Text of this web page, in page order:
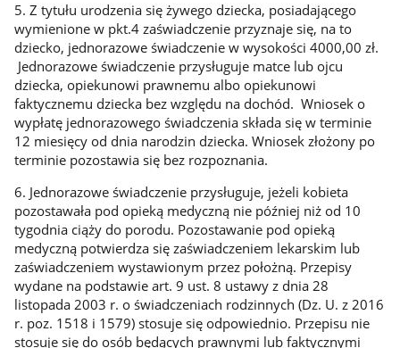
5. Z tytułu urodzenia się żywego dziecka, posiadającego
wymienione w pkt.4 zaświadczenie przyznaje się, na to
dziecko, jednorazowe świadczenie w wysokości 4000,00 zł.
Jednorazowe świadczenie przysługuje matce lub ojcu
dziecka, opiekunowi prawnemu albo opiekunowi
faktycznemu dziecka bez względu na dochód. Wniosek o
wypłatę jednorazowego świadczenia składa się w terminie
12 miesięcy od dnia narodzin dziecka. Wniosek złożony po
terminie pozostawia się bez rozpoznania.
6. Jednorazowe świadczenie przysługuje, jeżeli kobieta
pozostawała pod opieką medyczną nie później niż od 10
tygodnia ciąży do porodu. Pozostawanie pod opieką
medyczną potwierdza się zaświadczeniem lekarskim lub
zaświadczeniem wystawionym przez położną. Przepisy
wydane na podstawie art. 9 ust. 8 ustawy z dnia 28
listopada 2003 r. o świadczeniach rodzinnych (Dz. U. z 2016
r. poz. 1518 i 1579) stosuje się odpowiednio. Przepisu nie
stosuje się do osób będących prawnymi lub faktycznymi